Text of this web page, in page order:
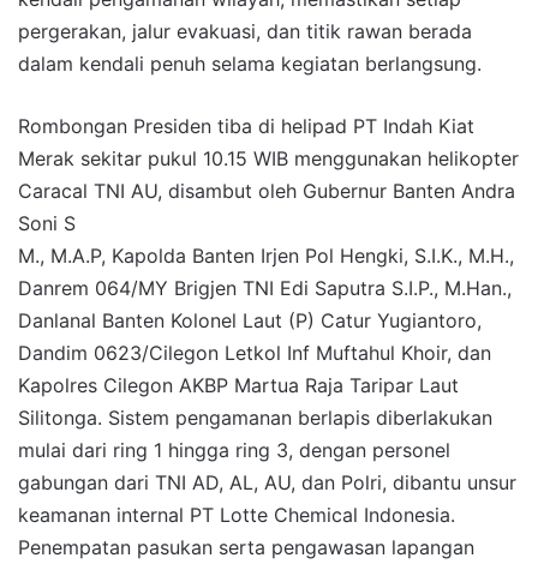
pergerakan, jalur evakuasi, dan titik rawan berada
dalam kendali penuh selama kegiatan berlangsung.
Rombongan Presiden tiba di helipad PT Indah Kiat
Merak sekitar pukul 10.15 WIB menggunakan helikopter
Caracal TNI AU, disambut oleh Gubernur Banten Andra
Soni S
M., M.A.P, Kapolda Banten Irjen Pol Hengki, S.I.K., M.H.,
Danrem 064/MY Brigjen TNI Edi Saputra S.I.P., M.Han.,
Danlanal Banten Kolonel Laut (P) Catur Yugiantoro,
Dandim 0623/Cilegon Letkol Inf Muftahul Khoir, dan
Kapolres Cilegon AKBP Martua Raja Taripar Laut
Silitonga. Sistem pengamanan berlapis diberlakukan
mulai dari ring 1 hingga ring 3, dengan personel
gabungan dari TNI AD, AL, AU, dan Polri, dibantu unsur
keamanan internal PT Lotte Chemical Indonesia.
Penempatan pasukan serta pengawasan lapangan